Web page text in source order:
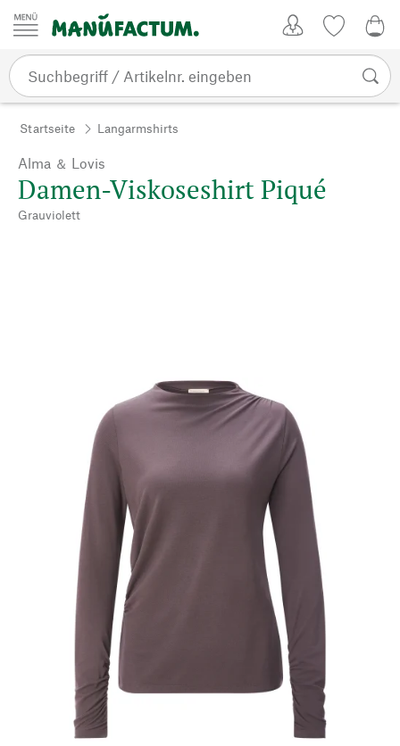
Zum Inhalt springen
Startseite Langarmshirts
Alma ＆ Lovis
Damen-Viskoseshirt Piqué
Grauviolett